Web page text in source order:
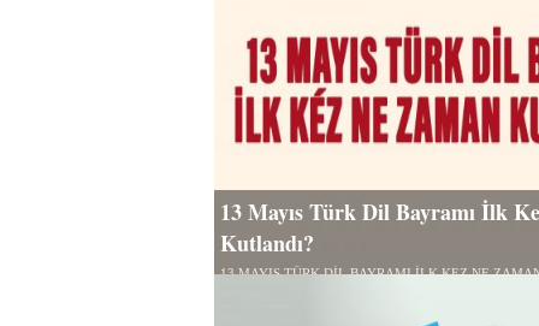
13 Mayıs Türk Dil Bayramı İlk
Kutlandı?
13 MAYIS TÜRK DİL BAYRAMI İLK KEZ NE